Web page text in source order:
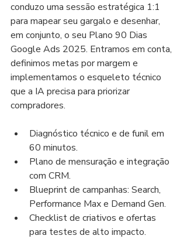
conduzo uma sessão estratégica 1:1
para mapear seu gargalo e desenhar,
em conjunto, o seu Plano 90 Dias
Google Ads 2025. Entramos em conta,
definimos metas por margem e
implementamos o esqueleto técnico
que a IA precisa para priorizar
compradores.
Diagnóstico técnico e de funil em
60 minutos.
Plano de mensuração e integração
com CRM.
Blueprint de campanhas: Search,
Performance Max e Demand Gen.
Checklist de criativos e ofertas
para testes de alto impacto.